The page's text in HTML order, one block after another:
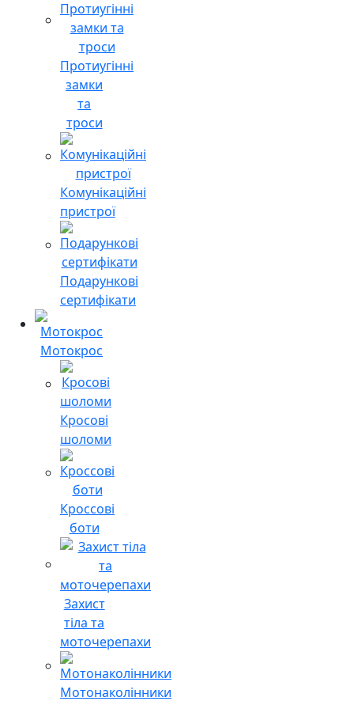
Протиугінні
замки
та
троси
Комунікаційні
пристрої
Подарункові
сертифікати
Мотокрос
Кросові
шоломи
Кроссові
боти
Захист
тіла та
моточерепахи
Мотонаколінники